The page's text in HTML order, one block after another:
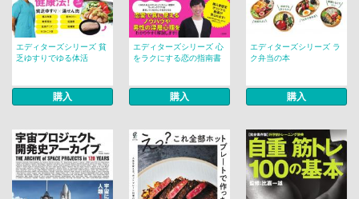
エディターズシリーズ 貧
乏ゆすりでゆる体活
購入
エディターズシリーズ 心
をラクにする恋の指南書
購入
エディターズシリーズ ラ
ク弁当の本
購入